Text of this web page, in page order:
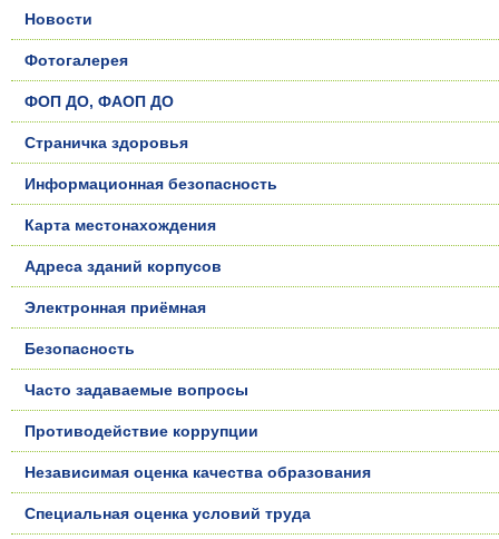
Новости
Фотогалерея
ФОП ДО, ФАОП ДО
Страничка здоровья
Информационная безопасность
Карта местонахождения
Адреса зданий корпусов
Электронная приёмная
Безопасность
Часто задаваемые вопросы
Противодействие коррупции
Независимая оценка качества образования
Специальная оценка условий труда